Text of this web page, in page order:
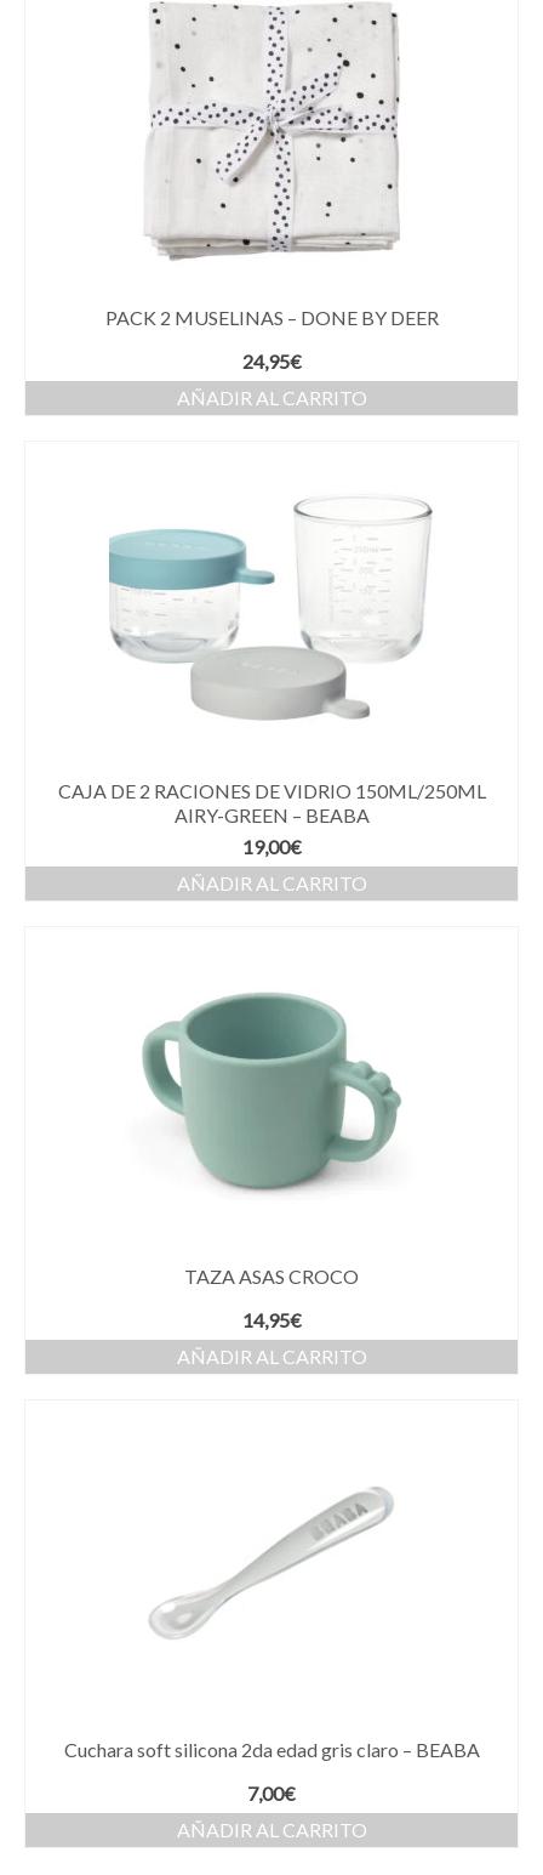
PACK 2 MUSELINAS – DONE BY DEER
24,95€
AÑADIR AL CARRITO
CAJA DE 2 RACIONES DE VIDRIO 150ML/250ML
AIRY-GREEN – BEABA
19,00€
AÑADIR AL CARRITO
TAZA ASAS CROCO
14,95€
AÑADIR AL CARRITO
Cuchara soft silicona 2da edad gris claro – BEABA
7,00€
AÑADIR AL CARRITO